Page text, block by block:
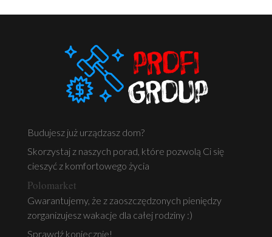
SPRZĘTU AGD –...
Budujesz już urządzasz dom?
Skorzystaj z naszych porad, które pozwolą Ci się
cieszyć z komfortowego życia
Polomarket
Gwarantujemy, że z zaoszczędzonych pieniędzy
zorganizujesz wakacje dla całej rodziny :)
Sprawdź koniecznie!